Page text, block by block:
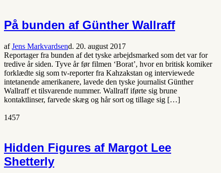
På bunden af Günther Wallraff
afJens Markvardsend. 20. august 2017
Reportager fra bunden af det tyske arbejdsmarked som det var for
tredive år siden. Tyve år før filmen ‘Borat’, hvor en britisk komiker
forklædte sig som tv-reporter fra Kahzakstan og interviewede
intetanende amerikanere, lavede den tyske journalist Günther
Wallraff et tilsvarende nummer. Wallraff iførte sig brune
kontaktlinser, farvede skæg og hår sort og tillage sig […]
1457
Hidden Figures af Margot Lee
Shetterly